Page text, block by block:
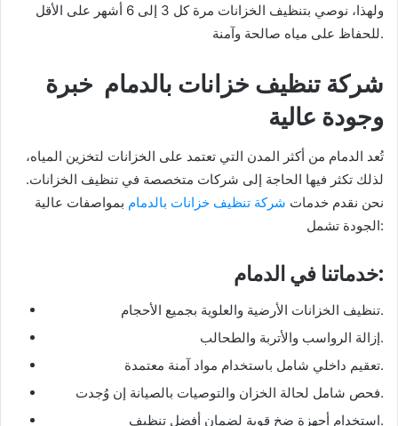
ولهذا، نوصي بتنظيف الخزانات مرة كل 3 إلى 6 أشهر على الأقل
للحفاظ على مياه صالحة وآمنة.
شركة تنظيف خزانات بالدمام خبرة
وجودة عالية
تُعد الدمام من أكثر المدن التي تعتمد على الخزانات لتخزين المياه،
لذلك تكثر فيها الحاجة إلى شركات متخصصة في تنظيف الخزانات.
نحن نقدم خدمات شركة تنظيف خزانات بالدمام بمواصفات عالية
الجودة تشمل:
خدماتنا في الدمام:
تنظيف الخزانات الأرضية والعلوية بجميع الأحجام.
إزالة الرواسب والأتربة والطحالب.
تعقيم داخلي شامل باستخدام مواد آمنة معتمدة.
فحص شامل لحالة الخزان والتوصيات بالصيانة إن وُجدت.
استخدام أجهزة ضخ قوية لضمان أفضل تنظيف.